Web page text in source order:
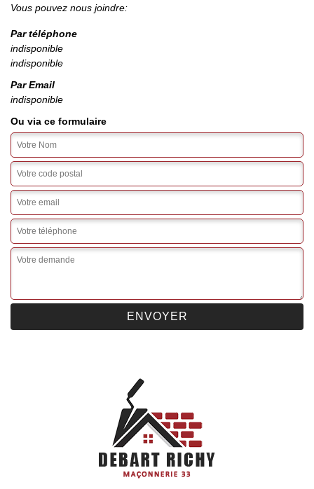
Vous pouvez nous joindre:
Par téléphone
indisponible
indisponible
Par Email
indisponible
Ou via ce formulaire